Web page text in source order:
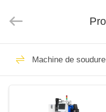
MAISON
PRODUITS
TECHNOLOGY
Reserved.
Machine
Machine de